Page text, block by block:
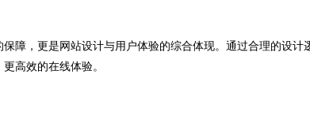
，更是网站设计与用户体验的综合体现。通过合理的设计
高效的在线体验。